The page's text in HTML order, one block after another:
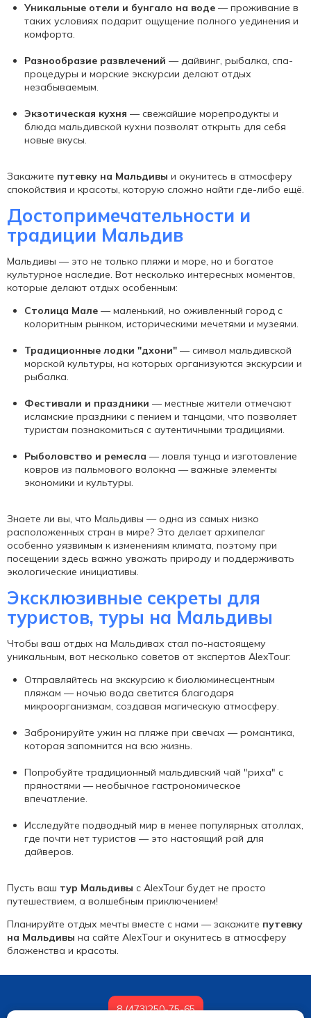
Уникальные отели и бунгало на воде — проживание в
таких условиях подарит ощущение полного уединения и
комфорта.
Разнообразие развлечений — дайвинг, рыбалка, спа-
процедуры и морские экскурсии делают отдых
незабываемым.
Экзотическая кухня — свежайшие морепродукты и
блюда мальдивской кухни позволят открыть для себя
новые вкусы.
Закажите путевку на Мальдивы и окунитесь в атмосферу
спокойствия и красоты, которую сложно найти где-либо ещё.
Достопримечательности и
традиции Мальдив
Мальдивы — это не только пляжи и море, но и богатое
культурное наследие. Вот несколько интересных моментов,
которые делают отдых особенным:
Столица Мале — маленький, но оживленный город с
колоритным рынком, историческими мечетями и музеями.
Традиционные лодки "дхони" — символ мальдивской
морской культуры, на которых организуются экскурсии и
рыбалка.
Фестивали и праздники — местные жители отмечают
исламские праздники с пением и танцами, что позволяет
туристам познакомиться с аутентичными традициями.
Рыболовство и ремесла — ловля тунца и изготовление
ковров из пальмового волокна — важные элементы
экономики и культуры.
Знаете ли вы, что Мальдивы — одна из самых низко
расположенных стран в мире? Это делает архипелаг
особенно уязвимым к изменениям климата, поэтому при
посещении здесь важно уважать природу и поддерживать
экологические инициативы.
Эксклюзивные секреты для
туристов, туры на Мальдивы
Чтобы ваш отдых на Мальдивах стал по-настоящему
уникальным, вот несколько советов от экспертов AlexTour:
Отправляйтесь на экскурсию к биолюминесцентным
пляжам — ночью вода светится благодаря
микроорганизмам, создавая магическую атмосферу.
Забронируйте ужин на пляже при свечах — романтика,
которая запомнится на всю жизнь.
Попробуйте традиционный мальдивский чай "риха" с
пряностями — необычное гастрономическое
впечатление.
Исследуйте подводный мир в менее популярных атоллах,
где почти нет туристов — это настоящий рай для
дайверов.
Пусть ваш тур Мальдивы с AlexTour будет не просто
путешествием, а волшебным приключением!
Планируйте отдых мечты вместе с нами — закажите путевку
на Мальдивы на сайте AlexTour и окунитесь в атмосферу
блаженства и красоты.
8 (473)250-75-65